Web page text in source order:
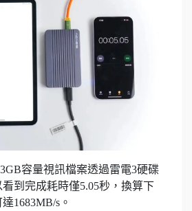
容量視訊檔案透過雷電3硬碟
到完成耗時僅5.05秒，換算下
1683MB/s。